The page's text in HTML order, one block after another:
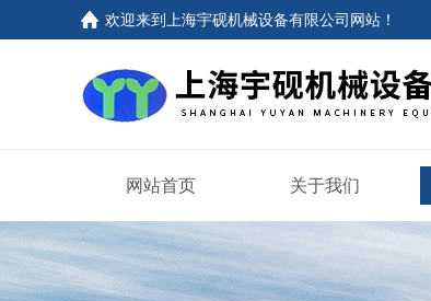
欢迎来到上海宇砚机械设备有限公司网站！
网站首页 关于我们